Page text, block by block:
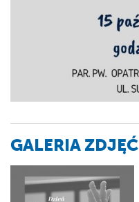
GALERIA ZDJĘĆ